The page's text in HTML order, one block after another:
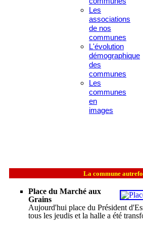
Les
associations
de nos
communes
L'évolution
démographique
des
communes
Les
communes
en
images
La commune
Place du Marché aux
Grains
Aujourd'hui place du Président
tous les jeudis et la halle a été